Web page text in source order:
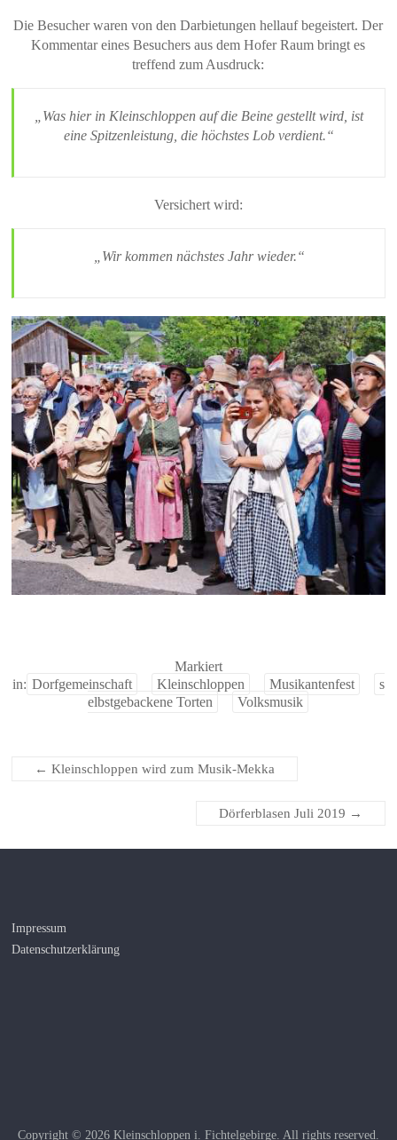
Die Besucher waren von den Darbietungen hellauf begeistert. Der
Kommentar eines Besuchers aus dem Hofer Raum bringt es
treffend zum Ausdruck:
„Was hier in Kleinschloppen auf die Beine gestellt wird, ist
eine Spitzenleistung, die höchstes Lob verdient.“
Versichert wird:
„Wir kommen nächstes Jahr wieder.“
Markiert
in: Dorfgemeinschaft Kleinschloppen Musikantenfest
s
elbstgebackene Torten
Volksmusik
← Kleinschloppen wird zum Musik-Mekka
Dörferblasen Juli 2019 →
Impressum
Datenschutzerklärung
Copyright © 2026 Kleinschloppen i. Fichtelgebirge. All rights reserved.